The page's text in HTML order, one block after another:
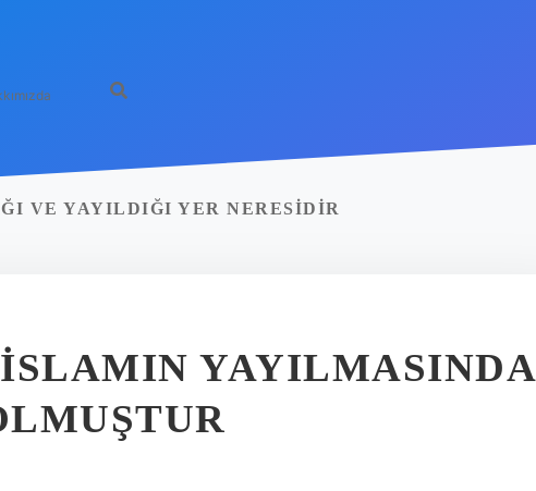
VE YAYILDIĞI YER NERESIDIR
YAYILMASINDA